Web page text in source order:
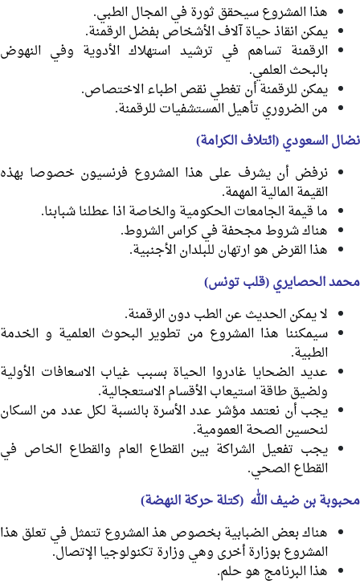
هذا المشروع سيحقق ثورة في المجال الطبي.
يمكن انقاذ حياة آلاف الأشخاص بفضل الرقمنة.
الرقمنة تساهم في ترشيد استهلاك الأدوية وفي النهوض
بالبحث العلمي.
يمكن للرقمنة أن تغطي نقص اطباء الاختصاص.
من الضروري تأهيل المستشفيات للرقمنة.
نضال السعودي (ائتلاف الكرامة)
نرفض أن يشرف على هذا المشروع فرنسيون خصوصا بهذه
القيمة المالية المهمة.
ما قيمة الجامعات الحكومية والخاصة اذا عطلنا شبابنا.
هناك شروط مجحفة في كراس الشروط.
هذا القرض هو ارتهان للبلدان الأجنبية.
محمد الحصايري (قلب تونس)
لا يمكن الحديث عن الطب دون الرقمنة.
سيمكننا هذا المشروع من تطوير البحوث العلمية و الخدمة
الطبية.
عديد الضحايا غادروا الحياة بسبب غياب الاسعافات الأولية
ولضيق طاقة استيعاب الأقسام الاستعجالية.
يجب أن نعتمد مؤشر عدد الأسرة بالنسبة لكل عدد من السكان
لنحسين الصحة العمومية.
يجب تفعيل الشراكة بين القطاع العام والقطاع الخاص في
القطاع الصحي.
محبوبة بن ضيف الله (كتلة حركة النهضة)
هناك بعض الضبابية بخصوص هذ المشروع تتمثل في تعلق هذا
المشروع بوزارة أخرى وهي وزارة تكنولوجيا الإتصال.
هذا البرنامج هو حلم.